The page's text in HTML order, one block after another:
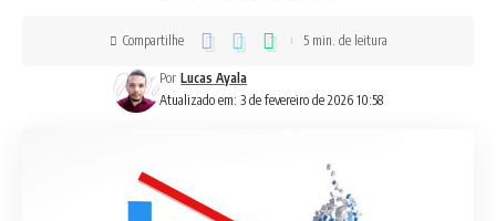
Atualizado em: 3 de fevereiro de 2026 10:58
Por Lucas Ayala
Compartilhe 5 min. de leitura